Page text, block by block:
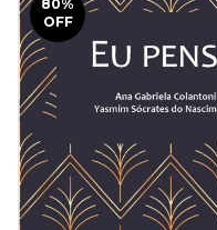
80%
OFF